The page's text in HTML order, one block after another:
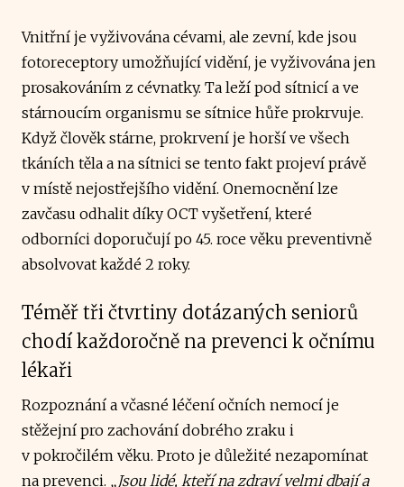
Vnitřní je vyživována cévami, ale zevní, kde jsou
fotoreceptory umožňující vidění, je vyživována jen
prosakováním z cévnatky. Ta leží pod sítnicí a ve
stárnoucím organismu se sítnice hůře prokrvuje.
Když člověk stárne, prokrvení je horší ve všech
tkáních těla a na sítnici se tento fakt projeví právě
v místě nejostřejšího vidění. Onemocnění lze
zavčasu odhalit díky OCT vyšetření, které
odborníci doporučují po 45. roce věku preventivně
absolvovat každé 2 roky.
Téměř tři čtvrtiny dotázaných seniorů
chodí každoročně na prevenci k očnímu
lékaři
Rozpoznání a včasné léčení očních nemocí je
stěžejní pro zachování dobrého zraku i
v pokročilém věku. Proto je důležité nezapomínat
na prevenci. „Jsou lidé, kteří na zdraví velmi dbají a